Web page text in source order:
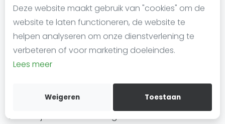
Deze website maakt gebruik van "cookies" om de
website te laten functioneren, de website te
helpen analyseren om onze dienstverlening te
verbeteren of voor marketing doeleindes.
Lees meer
Weigeren Toestaan
Meest gestelde vragen
spelers. Onze locaties in Brasschaat biedt een
gezellige en gastvrije sfeer waar dartsfans van alle
niveaus samen kunnen komen en plezier kunnen
hebben.
een bedrijfsuitje organiseert of gewoon wilt
ontspannen na een lange werkdag, bij ons ben je
aan het juiste adres. Onze goed onderhouden